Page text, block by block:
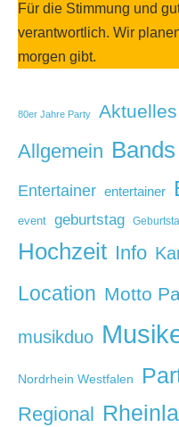
Für die Stimmung und
verantwortlich. Wir
morgen gibt.
80er Jahre Party Aktuelles
Allgemein Bands
Entertainer entertainer
event geburtstag
Hochzeit Info
Location Motto
musikduo
Nordrhein Westfalen
Regional